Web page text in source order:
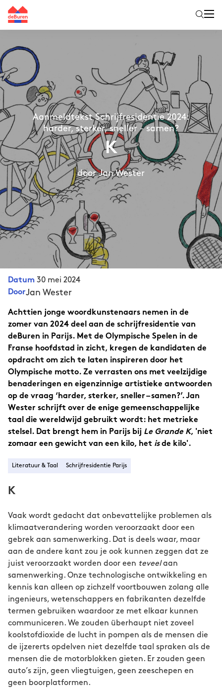
Aanmeldtekst Schrijfresidentie 2024:
harder, sterker, sneller - samen?
K
door Jan Wester
Datum 30 mei 2024
DoorJan Wester
Achttien jonge woordkunstenaars nemen in de
zomer van 2024 deel aan de schrijfresidentie van
deBuren in Parijs. Met de Olympische Spelen in de
Franse hoofdstad in zicht, kregen de kandidaten de
opdracht om zich te laten inspireren door het
Olympische motto. Ze verrasten ons met veelzijdige
benaderingen en eigenzinnige artistieke antwoorden
op de vraag ‘harder, sterker, sneller – samen?’. Jan
Wester schrijft over de enige gemeenschappelijke
taal die wereldwijd gebruikt wordt: het metrieke
stelsel. Dat brengt hem in Parijs bij Le Grande K, 'niet
zomaar een gewicht van een kilo, het isde kilo'.
Literatuur & Taal Schrijfresidentie Parijs
K
Vaak wordt gedacht dat onbevattelijke problemen als
klimaatverandering worden veroorzaakt door een
gebrek aan samenwerking. Dat is deels waar, maar
aan de andere kant zou je ook kunnen zeggen dat ze
juist veroorzaakt worden door een teveelaan
samenwerking. Onze technologische ontwikkeling en
kennis kan alleen op zichzelf voortbouwen zolang alle
ingenieurs, wetenschappers en fabrikanten dezelfde
termen gebruiken waardoor ze met elkaar kunnen
communiceren. We zouden überhaupt niet zoveel
koolstofdioxide de lucht in pompen als de mensen die
de ijzererts opdelven niet dezelfde taal spraken als de
mensen die de motorblokken gieten. Er zouden geen
auto’s zijn, geen vliegtuigen, geen zeeschepen en
geen boorplatformen.